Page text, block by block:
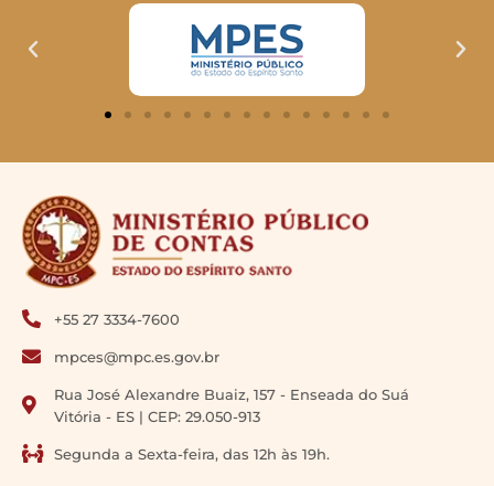
+55 27 3334-7600
mpces@mpc.es.gov.br
Rua José Alexandre Buaiz, 157 - Enseada do Suá
Vitória - ES | CEP: 29.050-913
Segunda a Sexta-feira, das 12h às 19h.